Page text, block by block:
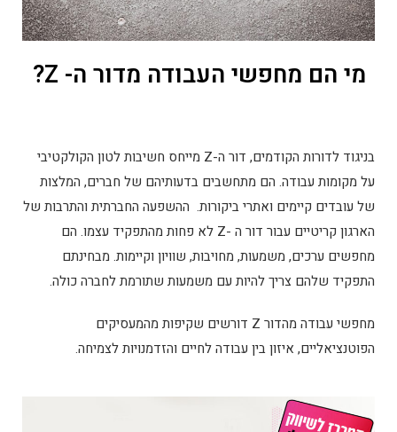
מי הם מחפשי העבודה מדור ה- Z?
בניגוד לדורות הקודמים, דור ה-Z מייחס חשיבות לטון הקולקטיבי
על מקומות עבודה. הם מתחשבים בדעותיהם של חברים, המלצות
של עובדים קיימים ואתרי ביקורות. ההשפעה החברתית והתרבות של
הארגון קריטיים עבור דור ה -Z לא פחות מהתפקיד עצמו. הם
מחפשים ערכים, משמעות, מחויבות, שוויון וקיימות. מבחינתם
התפקיד שלהם צריך להיות עם משמעות שתורמת לחברה כולה.
מחפשי עבודה מהדור Z דורשים שקיפות מהמעסיקים
הפוטנציאליים, איזון בין עבודה לחיים והזדמנויות לצמיחה.